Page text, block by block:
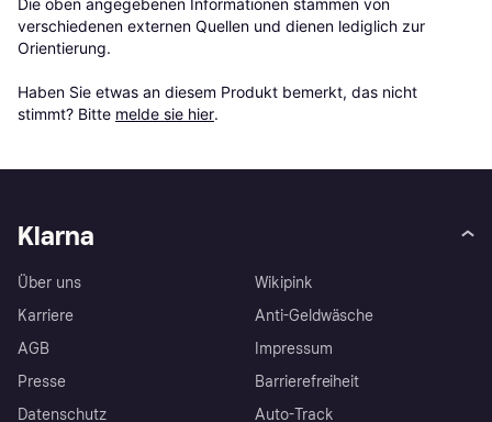
Die oben angegebenen Informationen stammen von
verschiedenen externen Quellen und dienen lediglich zur
Orientierung.
Haben Sie etwas an diesem Produkt bemerkt, das nicht
stimmt? Bitte melde sie hier.
Klarna
Über uns
Karriere
AGB
Presse
Datenschutz
Wikipink
Anti-Geldwäsche
Impressum
Barrierefreiheit
Auto-Track